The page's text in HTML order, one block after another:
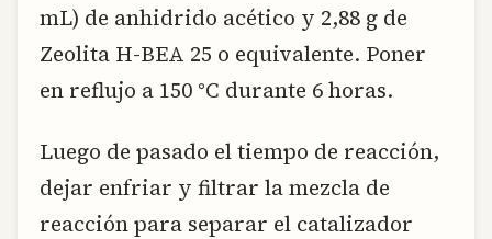
mL) de anhidrido acético y 2,88 g de
Zeolita H-BEA 25 o equivalente. Poner
en reflujo a 150 °C durante 6 horas.
Luego de pasado el tiempo de reacción,
dejar enfriar y filtrar la mezcla de
reacción para separar el catalizador